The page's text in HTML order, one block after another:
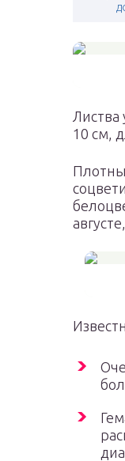
Листва
10 см,